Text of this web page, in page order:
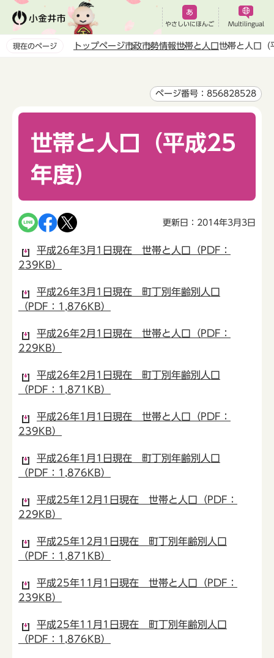
ペ
やさしいにほんご Multilingual
現在のページ トップページ市政市勢情報世帯と人口世帯と人口（
ページ番号：856828528
世帯と人口（平成25
年度）
更新日：2014年3月3日
平成26年3月1日現在 世帯と人口（PDF：
239KB）
平成26年3月1日現在 町丁別年齢別人口
（PDF：1,876KB）
平成26年2月1日現在 世帯と人口（PDF：
229KB）
平成26年2月1日現在 町丁別年齢別人口
（PDF：1,871KB）
平成26年1月1日現在 世帯と人口（PDF：
239KB）
平成26年1月1日現在 町丁別年齢別人口
（PDF：1,876KB）
平成25年12月1日現在 世帯と人口（PDF：
229KB）
平成25年12月1日現在 町丁別年齢別人口
（PDF：1,871KB）
平成25年11月1日現在 世帯と人口（PDF：
239KB）
平成25年11月1日現在 町丁別年齢別人口
（PDF：1,876KB）